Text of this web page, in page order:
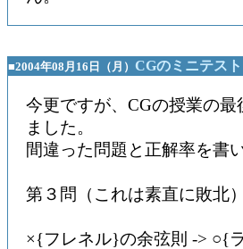
■2004年08月16日（月） CGのミニテスト
今更ですが、CGの授業の
ました。
間違った問題と正解率を書
第３問（これは素直に敗北）
×{フレネル}の余弦則 -> ○{